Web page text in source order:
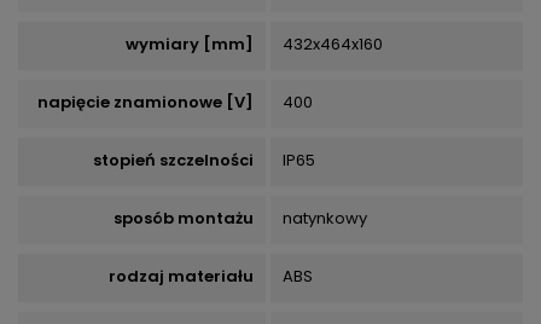
wymiary [mm] 432x464x160
napięcie znamionowe [V] 400
stopień szczelności IP65
sposób montażu natynkowy
rodzaj materiału ABS